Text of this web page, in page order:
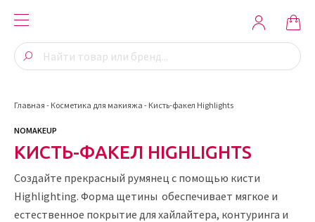
Главная - Косметика для макияжа - Кисть-факел Highlights
NOMAKEUP
КИСТЬ-ФАКЕЛ HIGHLIGHTS
Создайте прекрасный румянец с помощью кисти
Highlighting. Форма щетины обеспечивает мягкое и
естественное покрытие для хайлайтера, контуринга и